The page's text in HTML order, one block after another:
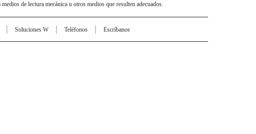
de lectura mecánica u otros medios que resulten adecuados.
Soluciones W Teléfonos Escríbanos